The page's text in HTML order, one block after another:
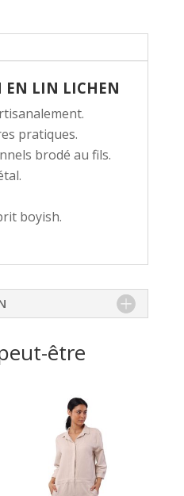
LIN LICHEN
pratiques.
brodé au fils.
boyish.
être